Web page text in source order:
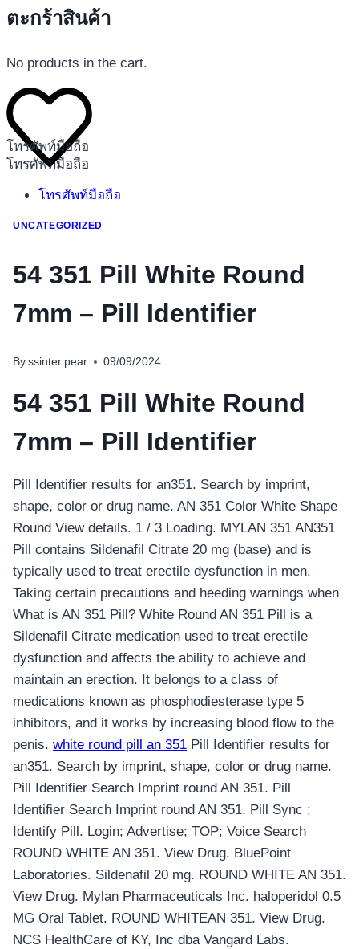
โทรศัพท์มือถือ
โทรศัพท์มือถือ
โทรศัพท์มือถือ
ตะกร้าสินค้า
No products in the cart.
UNCATEGORIZED
54 351 Pill White Round
7mm – Pill Identifier
By ssinter.pear 09/09/2024
54 351 Pill White Round
7mm – Pill Identifier
Pill Identifier results for an351. Search by imprint,
shape, color or drug name. AN 351 Color White Shape
Round View details. 1 / 3 Loading. MYLAN 351 AN351
Pill contains Sildenafil Citrate 20 mg (base) and is
typically used to treat erectile dysfunction in men.
Taking certain precautions and heeding warnings when
What is AN 351 Pill? White Round AN 351 Pill is a
Sildenafil Citrate medication used to treat erectile
dysfunction and affects the ability to achieve and
maintain an erection. It belongs to a class of
medications known as phosphodiesterase type 5
inhibitors, and it works by increasing blood flow to the
penis. white round pill an 351 Pill Identifier results for
an351. Search by imprint, shape, color or drug name.
Pill Identifier Search Imprint round AN 351. Pill
Identifier Search Imprint round AN 351. Pill Sync ;
Identify Pill. Login; Advertise; TOP; Voice Search
ROUND WHITE AN 351. View Drug. BluePoint
Laboratories. Sildenafil 20 mg. ROUND WHITE AN 351.
View Drug. Mylan Pharmaceuticals Inc. haloperidol 0.5
MG Oral Tablet. ROUND WHITEAN 351. View Drug.
NCS HealthCare of KY, Inc dba Vangard Labs.